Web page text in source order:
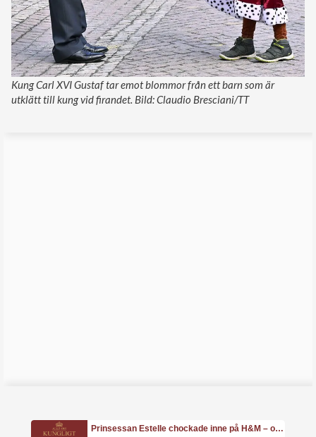
Kung Carl XVI Gustaf tar emot blommor från ett barn som är
utklätt till kung vid firandet. Bild: Claudio Bresciani/TT